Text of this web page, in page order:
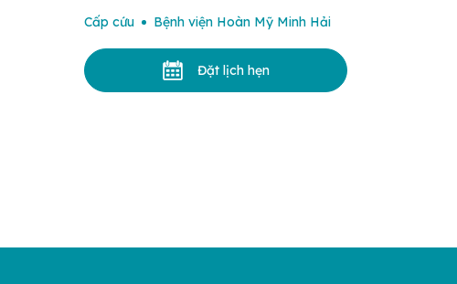
Cấp cứu Bệnh viện Hoàn Mỹ Minh Hải
Đặt lịch hẹn